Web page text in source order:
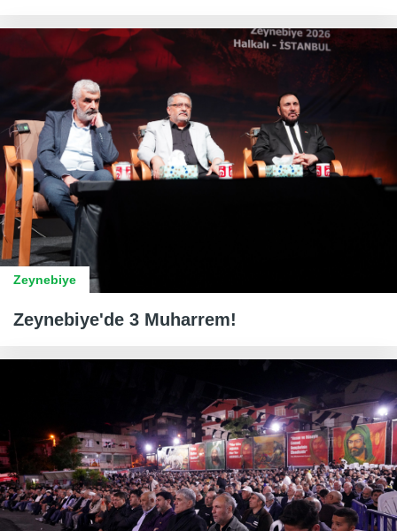
Zeynebiye
Zeynebiye'de 3 Muharrem!